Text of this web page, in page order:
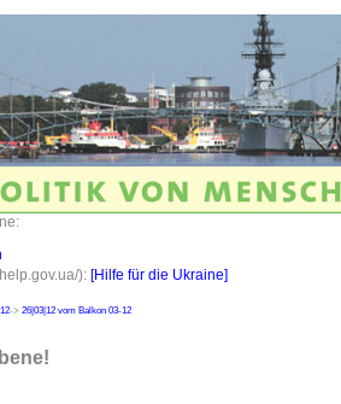
): [Hilfe für die Ukraine]
-> 26|03|12 vom Balkon 03-12